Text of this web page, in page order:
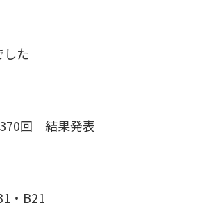
した
回 結果発表
・B21